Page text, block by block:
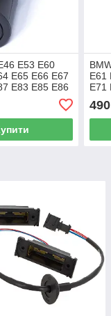
E53 E60
E65 E66 E67
E83 E85 E86
заднього
E61
E71
ходу
490